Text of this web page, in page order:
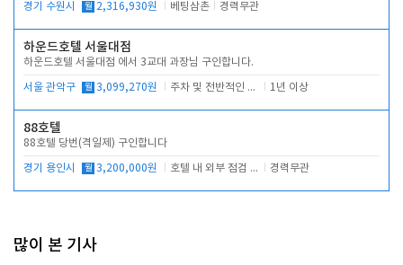
경기 수원시 월 2,316,930원 베팅삼촌 경력무관
하운드호텔 서울대점
하운드호텔 서울대점 에서 3교대 과장님 구인합니다.
서울 관악구 월 3,099,270원 주차 및 전반적인 당번업무 1년 이상
88호텔
88호텔 당번(격일제) 구인합니다
경기 용인시 월 3,200,000원 호텔 내 외부 점검 및 프런트 운영 경력무관
많이 본 기사